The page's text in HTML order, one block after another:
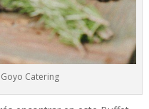
Catering